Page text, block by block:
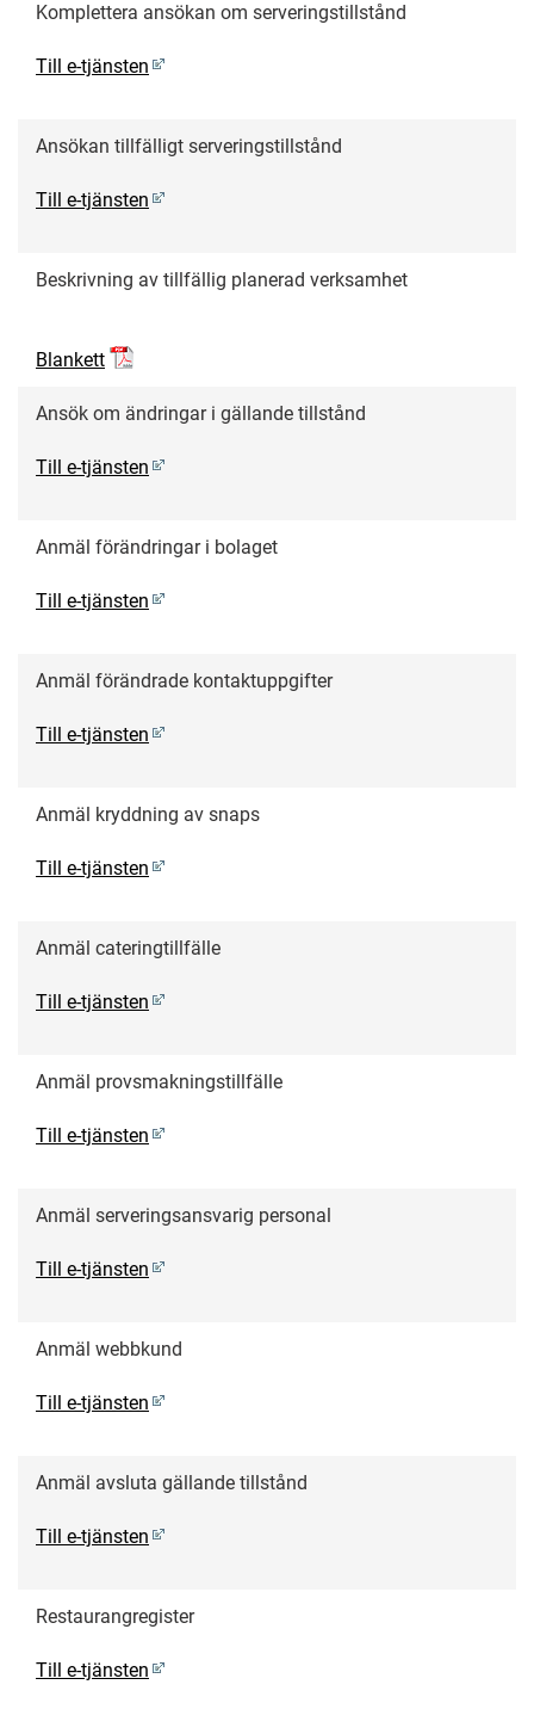
Komplettera ansökan om serveringstillstånd
Till e-tjänsten
Ansökan tillfälligt serveringstillstånd
Till e-tjänsten
Beskrivning av tillfällig planerad verksamhet
Blankett
Ansök om ändringar i gällande tillstånd
Till e-tjänsten
Anmäl förändringar i bolaget
Till e-tjänsten
Anmäl förändrade kontaktuppgifter
Till e-tjänsten
Anmäl kryddning av snaps
Till e-tjänsten
Anmäl cateringtillfälle
Till e-tjänsten
Anmäl provsmakningstillfälle
Till e-tjänsten
Anmäl serveringsansvarig personal
Till e-tjänsten
Anmäl webbkund
Till e-tjänsten
Anmäl avsluta gällande tillstånd
Till e-tjänsten
Restaurangregister
Till e-tjänsten